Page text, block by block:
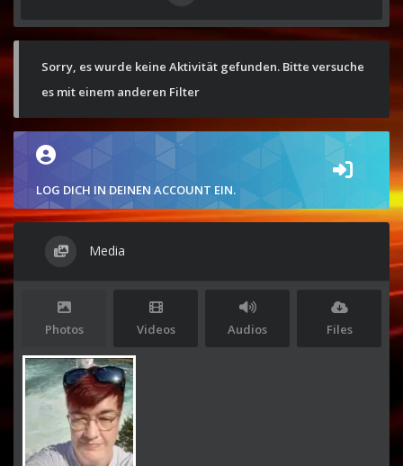
Sorry, es wurde keine Aktivität gefunden. Bitte versuche
es mit einem anderen Filter
LOG DICH IN DEINEN ACCOUNT EIN.
Media
Photos Videos Audios Files